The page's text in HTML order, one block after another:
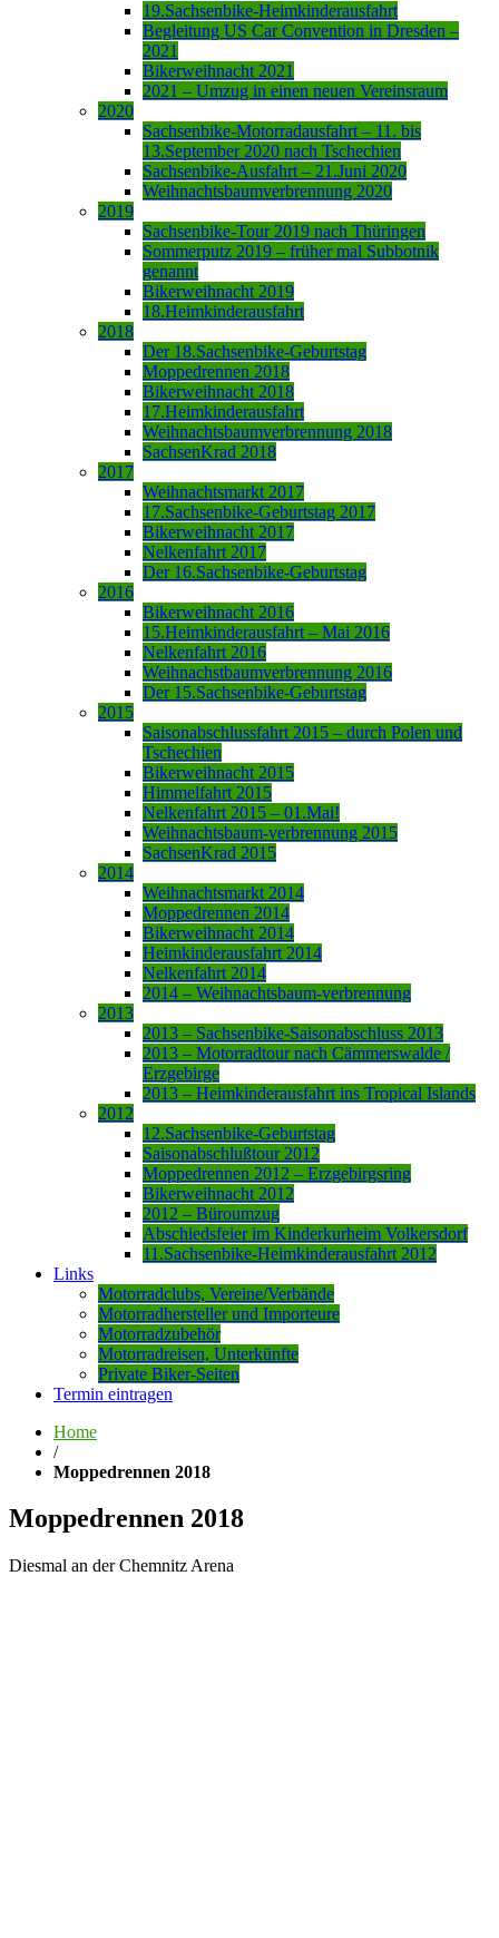
19.Sachsenbike-Heimkinderausfahrt
Begleitung US Car Convention in Dresden –
2021
Bikerweihnacht 2021
2021 – Umzug in einen neuen Vereinsraum
2020
Sachsenbike-Motorradausfahrt – 11. bis
13.September 2020 nach Tschechien
Sachsenbike-Ausfahrt – 21.Juni 2020
Weihnachtsbaumverbrennung 2020
2019
Sachsenbike-Tour 2019 nach Thüringen
Sommerputz 2019 – früher mal Subbotnik
genannt
Bikerweihnacht 2019
18.Heimkinderausfahrt
2018
Der 18.Sachsenbike-Geburtstag
Moppedrennen 2018
Bikerweihnacht 2018
17.Heimkinderausfahrt
Weihnachtsbaumverbrennung 2018
SachsenKrad 2018
2017
Weihnachtsmarkt 2017
17.Sachsenbike-Geburtstag 2017
Bikerweihnacht 2017
Nelkenfahrt 2017
Der 16.Sachsenbike-Geburtstag
2016
Bikerweihnacht 2016
15.Heimkinderausfahrt – Mai 2016
Nelkenfahrt 2016
Weihnachstbaumverbrennung 2016
Der 15.Sachsenbike-Geburtstag
2015
Saisonabschlussfahrt 2015 – durch Polen und
Tschechien
Bikerweihnacht 2015
Himmelfahrt 2015
Nelkenfahrt 2015 – 01.Mai!
Weihnachtsbaum-verbrennung 2015
SachsenKrad 2015
2014
Weihnachtsmarkt 2014
Moppedrennen 2014
Bikerweihnacht 2014
Heimkinderausfahrt 2014
Nelkenfahrt 2014
2014 – Weihnachtsbaum-verbrennung
2013
2013 – Sachsenbike-Saisonabschluss 2013
2013 – Motorradtour nach Cämmerswalde /
Erzgebirge
2013 – Heimkinderausfahrt ins Tropical Islands
2012
12.Sachsenbike-Geburtstag
Saisonabschlußtour 2012
Moppedrennen 2012 – Erzgebirgsring
Bikerweihnacht 2012
2012 – Büroumzug
Abschiedsfeier im Kinderkurheim Volkersdorf
11.Sachsenbike-Heimkinderausfahrt 2012
Links
Motorradclubs, Vereine/Verbände
Motorradhersteller und Importeure
Motorradzubehör
Motorradreisen, Unterkünfte
Private Biker-Seiten
Termin eintragen
Home
/
Moppedrennen 2018
Moppedrennen 2018
Diesmal an der Chemnitz Arena